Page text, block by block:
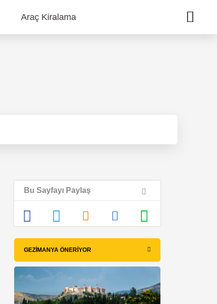
Araç Kiralama
Bu Sayfayı Paylaş
GEZIMANYA ÖNERIYOR